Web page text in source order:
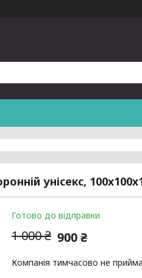
унісекс,
Готово до відправки
1 000 ₴ 900 ₴
Компанія тимчасово не